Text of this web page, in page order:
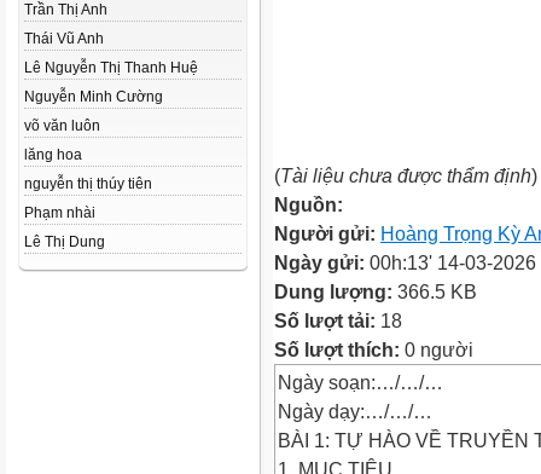
Trần Thị Anh
Thái Vũ Anh
Lê Nguyễn Thị Thanh Huệ
Nguyễn Minh Cường
võ văn luôn
lăng hoa
nguyễn thị thúy tiên
Phạm nhài
Lê Thị Dung
(Tài liệu chưa được thẩm định)
Nguồn:
Người gửi: Hoàng Trọng Kỳ
Ngày gửi: 00h:13' 14-03-2026
Dung lượng: 366.5 KB
Số lượt tải: 18
Số lượt thích: 0 người
Ngày soạn:…/…/…
Ngày dạy:…/…/…
BÀI 1: TỰ HÀO VỀ TRUYỀN
1. MỤC TIÊU